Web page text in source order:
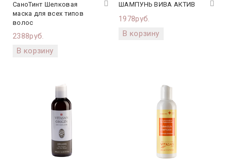
СаноТинт Шелковая
маска для всех типов
волос
2388руб.
ШАМПУНЬ ВИВА АКТИВ
1978руб.